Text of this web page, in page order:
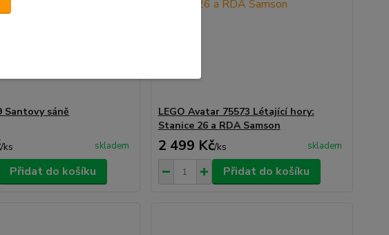
Santovy sáně
/ks skladem
Přidat do košíku
LEGO Avatar 75573 Létající hory:
Stanice 26 a RDA Samson
2 499 Kč/ks skladem
Přidat do košíku